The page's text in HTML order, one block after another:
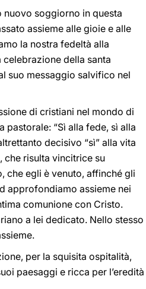
nuovo soggiorno in questa
assieme alle gioie e alle
la nostra fedeltà alla
della santa
suo messaggio salvifico nel
di cristiani nel mondo di
“Sì alla fede, sì alla
decisivo “sì” alla vita
che risulta vincitrice su
che egli è venuto, affinché gli
approfondiamo assieme nei
comunione con Cristo.
a lei dedicato. Nello stesso
per la squisita ospitalità,
paesaggi e ricca per l’eredità